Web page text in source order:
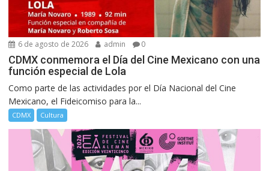
6 de agosto de 2026 admin 0
CDMX conmemora el Día del Cine Mexicano con una
función especial de Lola
Como parte de las actividades por el Día Nacional del Cine
Mexicano, el Fideicomiso para la...
CDMX Cultura